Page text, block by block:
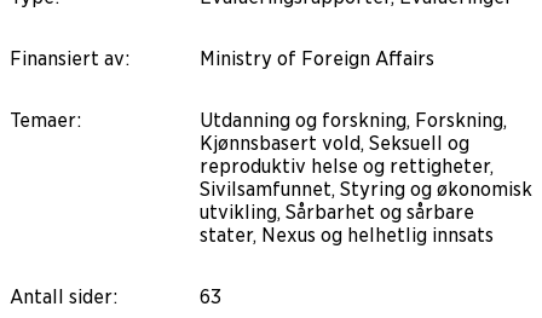
Finansiert av: Ministry of Foreign Affairs
Temaer:
Utdanning og forskning, Forskning,
Kjønnsbasert vold, Seksuell og
reproduktiv helse og rettigheter,
Sivilsamfunnet, Styring og økonomisk
utvikling, Sårbarhet og sårbare
stater, Nexus og helhetlig innsats
Antall sider: 63